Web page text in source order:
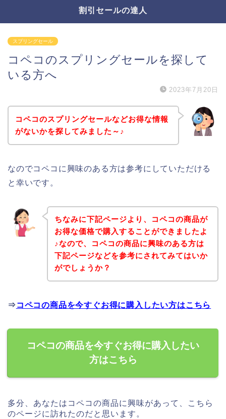
割引セールの達人
スプリングセール
コペコのスプリングセールを探して
いる方へ
2023年7月20日
コペコのスプリングセールなどお得な情報
がないかを探してみました～♪
なのでコペコに興味のある方は参考にしていただける
と幸いです。
ちなみに下記ページより、コペコの商品が
お得な価格で購入することができましたよ
♪なので、コペコの商品に興味のある方は
下記ページなどを参考にされてみてはいか
がでしょうか？
⇒ コペコの商品を今すぐお得に購入したい方はこちら
コペコの商品を今すぐお得に購入したい
方はこちら
多分、あなたはコペコの商品に興味があって、こちら
のページに訪れたのだと思います。